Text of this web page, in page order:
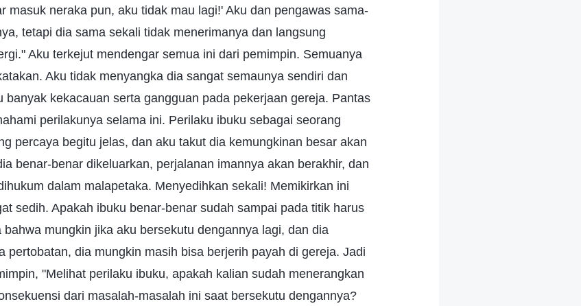
masuk neraka pun, aku tidak mau lagi!' Aku dan pengawas sama-
tetapi dia sama sekali tidak menerimanya dan langsung
Aku terkejut mendengar semua ini dari pemimpin. Semuanya
Aku tidak menyangka dia sangat semaunya sendiri dan
banyak kekacauan serta gangguan pada pekerjaan gereja. Pantas
perilakunya selama ini. Perilaku ibuku sebagai seorang
percaya begitu jelas, dan aku takut dia kemungkinan besar akan
benar-benar dikeluarkan, perjalanan imannya akan berakhir, dan
dalam malapetaka. Menyedihkan sekali! Memikirkan ini
sedih. Apakah ibuku benar-benar sudah sampai pada titik harus
mungkin jika aku bersekutu dengannya lagi, dan dia
pertobatan, dia mungkin masih bisa berjerih payah di gereja. Jadi
"Melihat perilaku ibuku, apakah kalian sudah menerangkan
dari masalah-masalah ini saat bersekutu dengannya?